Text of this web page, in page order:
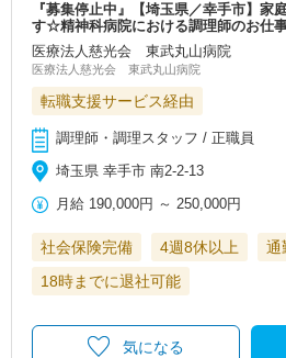
『募集停止中』【埼玉県／幸手市】家
す☆精神科病院における調理師のお仕
医療法人慈光会 東武丸山病院
医療法人慈光会 東武丸山病院
転職支援サービス経由
調理師・調理スタッフ / 正職員
埼玉県 幸手市 南2-2-13
月給 190,000円 ～250,000円
社会保険完備 4週8休以上 通
18時までに退社可能
気になる